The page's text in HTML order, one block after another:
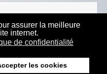
assurer la meilleure
internet.
de confidentialité
les cookies
-Contact- Boutique
Tous droits réservés -